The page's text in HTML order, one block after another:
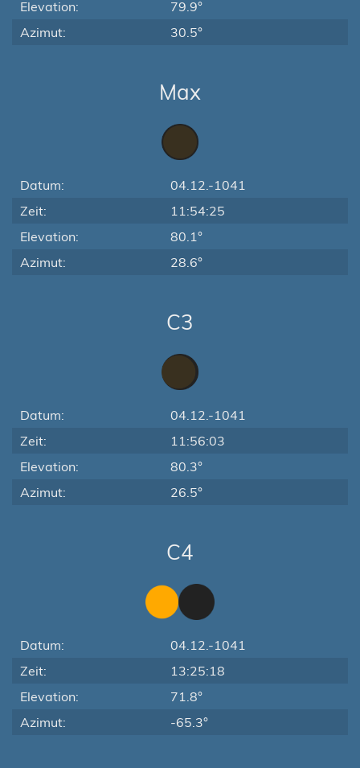
Elevation:
79.9°
Azimut:
30.5°
Max
Datum:
04.12.-1041
Zeit:
11:54:25
Elevation:
80.1°
Azimut:
28.6°
C3
Datum:
04.12.-1041
Zeit:
11:56:03
Elevation:
80.3°
Azimut:
26.5°
C4
Datum:
04.12.-1041
Zeit:
13:25:18
Elevation:
71.8°
Azimut:
-65.3°